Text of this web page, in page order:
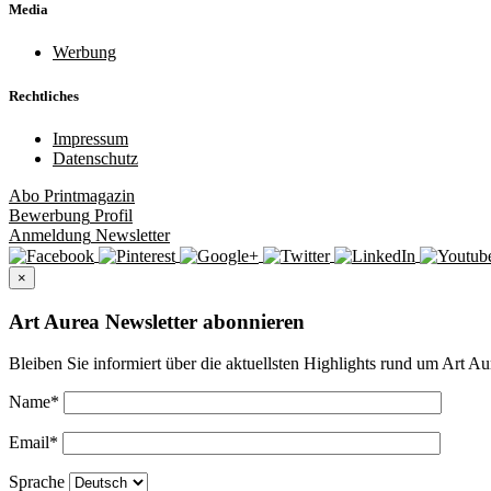
Media
Werbung
Rechtliches
Impressum
Datenschutz
Abo Printmagazin
Bewerbung Profil
Anmeldung Newsletter
×
Art Aurea Newsletter abonnieren
Bleiben Sie informiert über die aktuellsten Highlights rund um Art
Name*
Email*
Sprache